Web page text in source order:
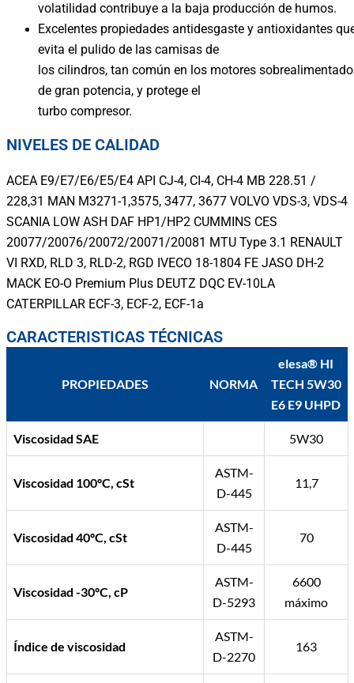
volatilidad contribuye a la baja producción de humos.
Excelentes propiedades antidesgaste y antioxidantes
evita el pulido de las camisas de
los cilindros, tan común en los motores
de gran potencia, y protege el
turbo compresor.
NIVELES DE CALIDAD
ACEA E9/E7/E6/E5/E4 API CJ-4, CI-4, CH-4 MB 228.51 /
228,31 MAN M3271-1,3575, 3477, 3677 VOLVO VDS-3, VDS-4
SCANIA LOW ASH DAF HP1/HP2 CUMMINS CES
20077/20076/20072/20071/20081 MTU Type 3.1 RENAULT
VI RXD, RLD 3, RLD-2, RGD IVECO 18-1804 FE JASO DH-2
MACK EO-O Premium Plus DEUTZ DQC EV-10LA
CATERPILLAR ECF-3, ECF-2, ECF-1a
CARACTERISTICAS TÉCNICAS
PROPIEDADES NORMA
elesa® HI
TECH 5W30
E6 E9 UHPD
Viscosidad SAE 5W30
Viscosidad 100ºC, cSt
ASTM-
D-445
11,7
Viscosidad 40ºC, cSt
ASTM-
D-445
70
Viscosidad -30ºC, cP
ASTM-
D-5293
6600
máximo
Índice de viscosidad
ASTM-
D-2270
163